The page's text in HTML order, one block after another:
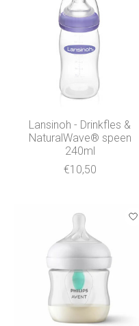
Lansinoh - Drinkfles &
NaturalWave® speen
240ml
€10,50